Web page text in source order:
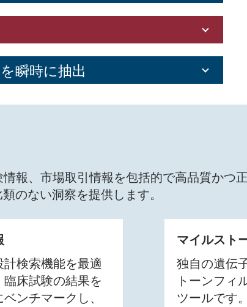
瞬時に抽出
報、市場取引情報を包括的で高品質かつ
のない洞察を提供します。
検索機能を最適
床試験の結果を
ンチマークし、
マイルスト
独自の遺伝
トーンフィ
ツールです